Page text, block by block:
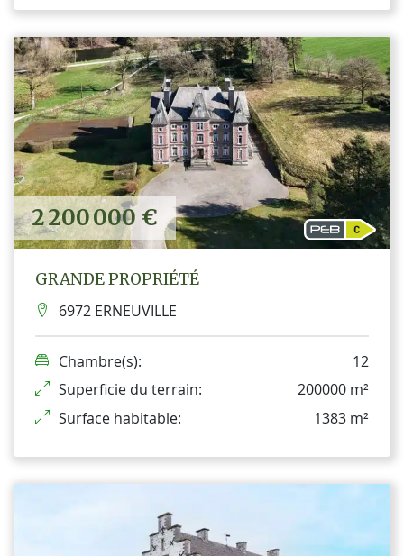
2 200 000 €
GRANDE PROPRIÉTÉ
6972 ERNEUVILLE
Chambre(s):
12
Superficie du terrain:
200000 m²
Surface habitable:
1383 m²